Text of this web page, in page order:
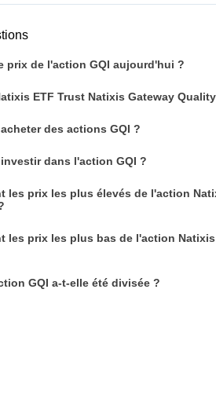
prix de l'action GQI aujourd'hui ?
ETF Trust Natixis Gateway
des actions GQI ?
dans l'action GQI ?
les prix les plus élevés de l'action
les prix les plus bas de l'action
GQI a-t-elle été divisée ?